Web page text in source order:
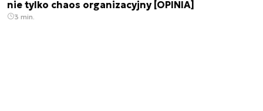
nie tylko chaos organizacyjny [OPINIA]
3 min.